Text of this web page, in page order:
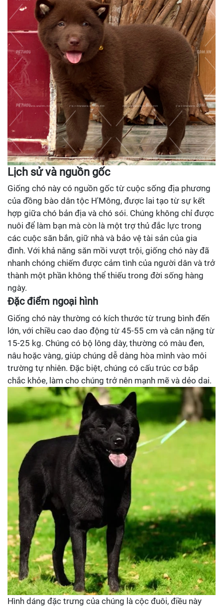
Lịch sử và nguồn gốc
Giống chó này có nguồn gốc từ cuộc sống địa phương
của đồng bào dân tộc H'Mông, được lai tạo từ sự kết
hợp giữa chó bản địa và chó sói. Chúng không chỉ được
nuôi để làm bạn mà còn là một trợ thủ đắc lực trong
các cuộc săn bắn, giữ nhà và bảo vệ tài sản của gia
đình. Với khả năng săn mồi vượt trội, giống chó này đã
nhanh chóng chiếm được cảm tình của người dân và trở
thành một phần không thể thiếu trong đời sống hàng
ngày.
Đặc điểm ngoại hình
Giống chó này thường có kích thước từ trung bình đến
lớn, với chiều cao dao động từ 45-55 cm và cân nặng từ
15-25 kg. Chúng có bộ lông dày, thường có màu đen,
nâu hoặc vàng, giúp chúng dễ dàng hòa mình vào môi
trường tự nhiên. Đặc biệt, chúng có cấu trúc cơ bắp
chắc khỏe, làm cho chúng trở nên mạnh mẽ và dẻo dai.
Hình dáng đặc trưng của chúng là cộc đuôi, điều này